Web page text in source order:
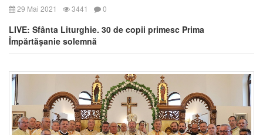
29 Mai 2021 3441 0
LIVE: Sfânta Liturghie. 30 de copii primesc Prima
Împărtășanie solemnă